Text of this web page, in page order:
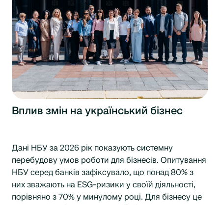
Вплив змін на український бізнес
Дані НБУ за 2026 рік показують системну
перебудову умов роботи для бізнесів. Опитування
НБУ серед банків зафіксувало, що понад 80% з
них зважають на ESG-ризики у своїй діяльності,
порівняно з 70% у минулому році. Для бізнесу це